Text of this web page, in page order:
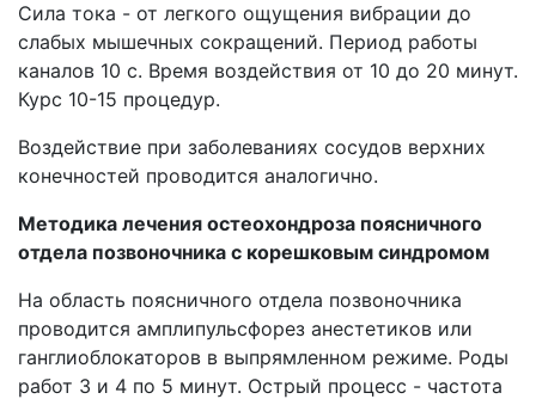
Сила тока - от легкого ощущения вибрации до
слабых мышечных сокращений. Период работы
каналов 10 с. Время воздействия от 10 до 20 минут.
Курс 10-15 процедур.
Воздействие при заболеваниях сосудов верхних
конечностей проводится аналогично.
Методика лечения остеохондроза поясничного
отдела позвоночника с корешковым синдромом
На область поясничного отдела позвоночника
проводится амплипульсфорез анестетиков или
ганглиоблокаторов в выпрямленном режиме. Роды
работ 3 и 4 по 5 минут. Острый процесс - частота